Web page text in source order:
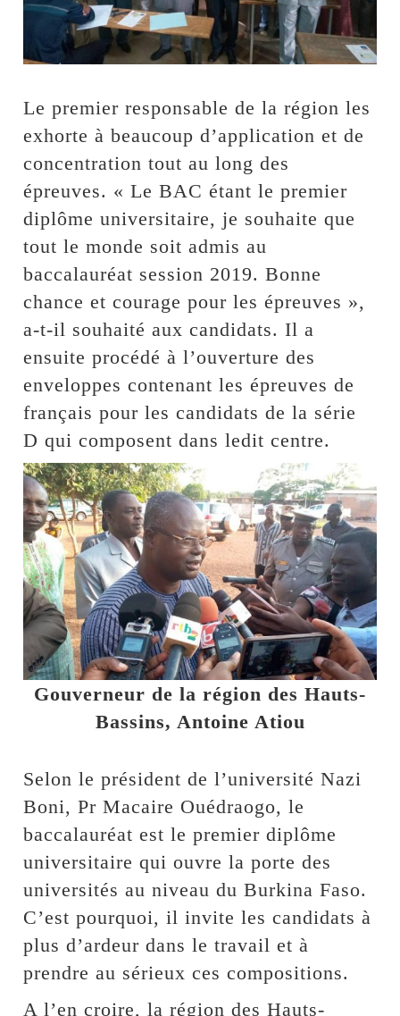
Le premier responsable de la région les
exhorte à beaucoup d’application et de
concentration tout au long des
épreuves. « Le BAC étant le premier
diplôme universitaire, je souhaite que
tout le monde soit admis au
baccalauréat session 2019. Bonne
chance et courage pour les épreuves »,
a-t-il souhaité aux candidats. Il a
ensuite procédé à l’ouverture des
enveloppes contenant les épreuves de
français pour les candidats de la série
D qui composent dans ledit centre.
Gouverneur de la région des Hauts-
Bassins, Antoine Atiou
Selon le président de l’université Nazi
Boni, Pr Macaire Ouédraogo, le
baccalauréat est le premier diplôme
universitaire qui ouvre la porte des
universités au niveau du Burkina Faso.
C’est pourquoi, il invite les candidats à
plus d’ardeur dans le travail et à
prendre au sérieux ces compositions.
A l’en croire, la région des Hauts-